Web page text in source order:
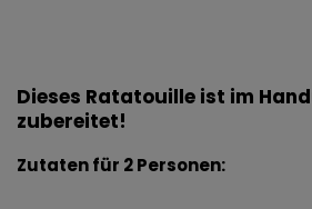
Dieses Ratatouille ist im
zubereitet!
Zutaten für 2 Personen: